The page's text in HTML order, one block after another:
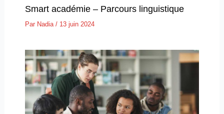
Smart académie – Parcours linguistique
Par Nadia / 13 juin 2024